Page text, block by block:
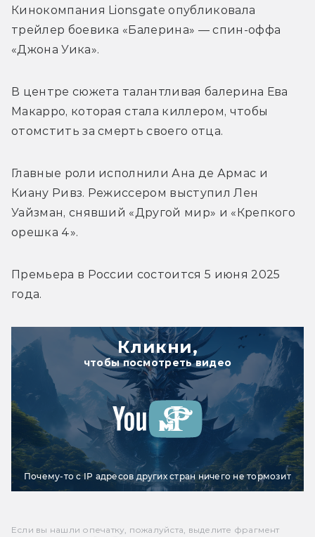
Кинокомпания Lionsgate опубликовала
трейлер боевика «Балерина» — спин-оффа
«Джона Уика».
В центре сюжета талантливая балерина Ева
Макарро, которая стала киллером, чтобы
отомстить за смерть своего отца.
Главные роли исполнили Ана де Армас и
Киану Ривз. Режиссером выступил Лен
Уайзман, снявший «Другой мир» и «Крепкого
орешка 4».
Премьера в России состоится 5 июня 2025
года.
Кликни,
чтобы посмотреть видео
Почему-то с IP адресов других стран ничего не тормозит
Если вы нашли опечатку, пожалуйста, выделите фрагмент